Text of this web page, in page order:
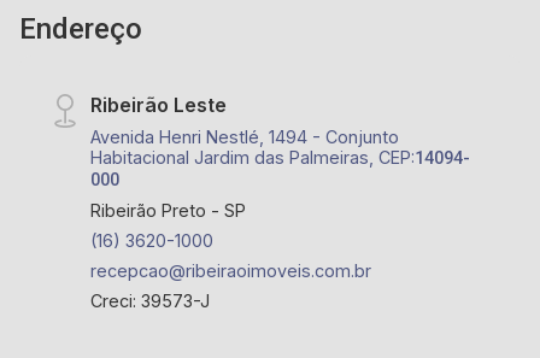
Endereço
Ribeirão Leste
Avenida Henri Nestlé, 1494 - Conjunto
Habitacional Jardim das Palmeiras, CEP:14094-
000
Ribeirão Preto - SP
(16) 3620-1000
recepcao@ribeiraoimoveis.com.br
Creci: 39573-J